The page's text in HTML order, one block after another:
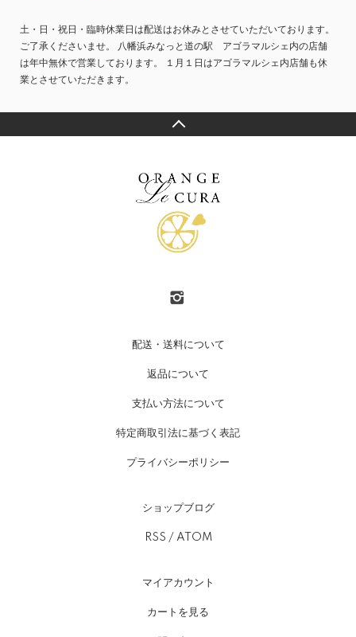
土・日・祝日・臨時休業日は配送はお休みとさせていただいております。
ご了承くださいませ。 八幡浜みなっと道の駅 アゴラマルシェ内の店舗
は年中無休で営業しております。 １月１日はアゴラマルシェ内店舗も休
業とさせていただきます。
配送・送料について
返品について
支払い方法について
特定商取引法に基づく表記
プライバシーポリシー
ショップブログ
RSS / ATOM
マイアカウント
カートを見る